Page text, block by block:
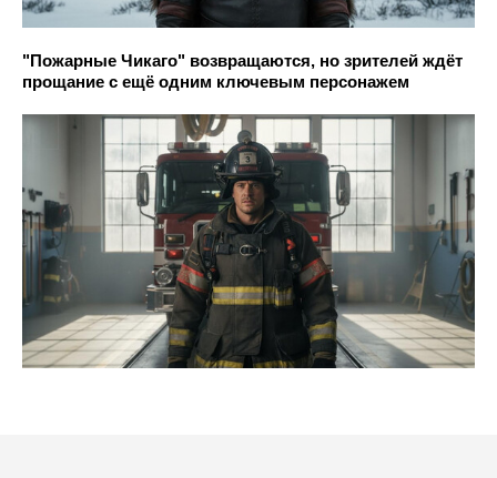
"Пожарные Чикаго" возвращаются, но зрителей ждёт
прощание с ещё одним ключевым персонажем